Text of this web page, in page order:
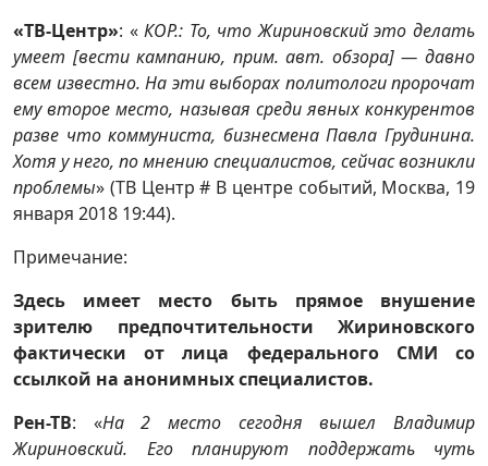
«ТВ-Центр»: «КОР.: То, что Жириновский это делать
умеет [вести кампанию, прим. авт. обзора] — давно
всем известно. На эти выборах политологи пророчат
ему второе место, называя среди явных конкурентов
разве что коммуниста, бизнесмена Павла Грудинина.
Хотя у него, по мнению специалистов, сейчас возникли
проблемы» (ТВ Центр # В центре событий, Москва, 19
января 2018 19:44).
Примечание:
Здесь имеет место быть прямое внушение
зрителю предпочтительности Жириновского
фактически от лица федерального СМИ со
ссылкой на анонимных специалистов.
Рен-ТВ: «На 2 место сегодня вышел Владимир
Жириновский. Его планируют поддержать чуть